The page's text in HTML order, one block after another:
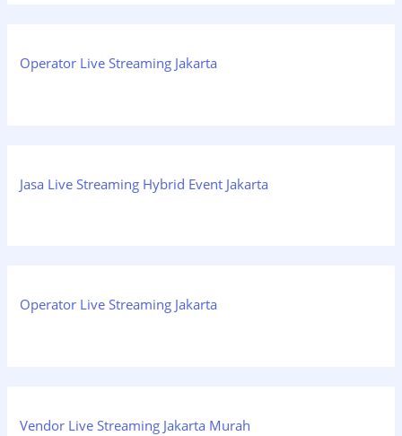
Operator Live Streaming Jakarta
Jasa Live Streaming Hybrid Event Jakarta
Operator Live Streaming Jakarta
Vendor Live Streaming Jakarta Murah